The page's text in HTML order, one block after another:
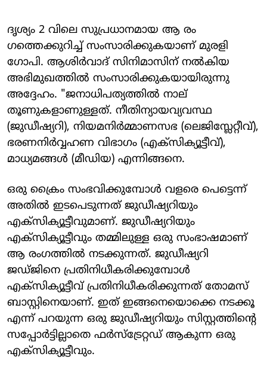
ദൃശ്യം 2 വിലെ സുപ്രധാനമായ ആ രം​
ഗത്തെക്കുറിച്ച് സംസാരിക്കുകയാണ് മുരളി ​
ഗോപി. ആശിർവാദ് സിനിമാസിന് നൽകിയ
അഭിമുഖത്തിൽ സംസാരിക്കുകയായിരുന്നു
അദ്ദേഹം. "ജനാധിപത്യത്തിൽ നാല്
തൂണുകളാണുള്ളത്. നീതിന്യായവ്യവസ്ഥ
(ജുഡീഷ്യറി), നിയമനിർമ്മാണസഭ (ലെജിസ്ലേറ്റീവ്),
ഭരണനിർവ്വഹണ വിഭാഗം (എക്സിക്യൂട്ടീവ്),
മാധ്യമങ്ങൾ (മീഡിയ) എന്നിങ്ങനെ.
ഒരു ക്രൈം സംഭവിക്കുമ്പോൾ വളരെ പെട്ടെന്ന്
അതിൽ ഇടപെടുന്നത് ജുഡീഷ്യറിയും
എക്സിക്യൂട്ടീവുമാണ്. ജുഡീഷ്യറിയും
എക്സിക്യൂട്ടീവും തമ്മിലുള്ള ഒരു സംഭാഷമാണ്
ആ രം​ഗത്തിൽ നടക്കുന്നത്. ജുഡീഷ്യറി
ജഡ്ജിനെ പ്രതിനിധീകരിക്കുമ്പോൾ
എക്സിക്യൂട്ടീവ് പ്രതിനിധീകരിക്കുന്നത് തോമസ്
ബാസ്റ്റിനെയാണ്. ഇത് ഇങ്ങനെയൊക്കെ നടക്കൂ
എന്ന് പറയുന്ന ഒരു ജുഡീഷ്യറിയും സിസ്റ്റത്തിന്റെ
സപ്പോർട്ടില്ലാതെ ഫർസ്ട്രേറ്റഡ് ആകുന്ന ഒരു
എക്സിക്യൂട്ടീവും.